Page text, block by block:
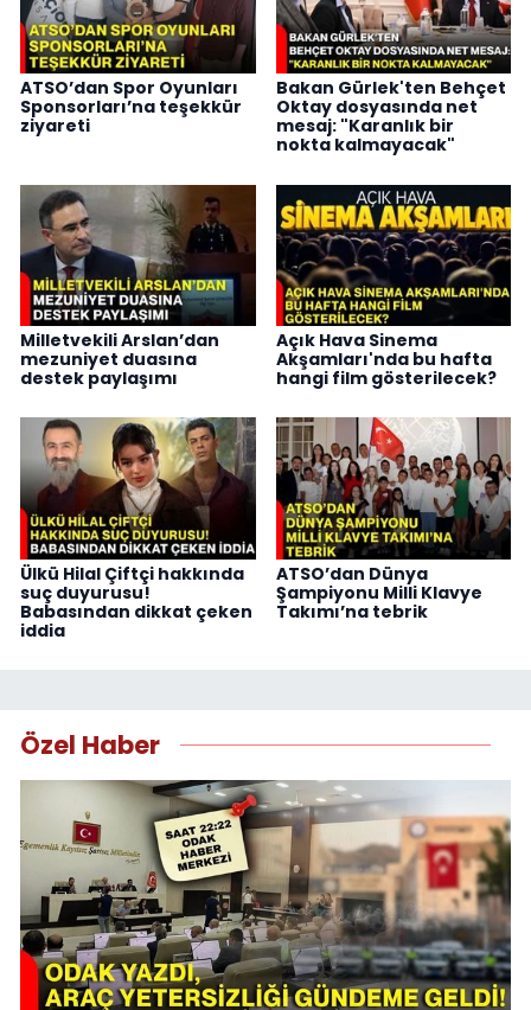
ATSO’dan Spor Oyunları
Sponsorları’na teşekkür
ziyareti
Bakan Gürlek'ten Behçet
Oktay dosyasında net
mesaj: "Karanlık bir
nokta kalmayacak"
Milletvekili Arslan’dan
mezuniyet duasına
destek paylaşımı
Açık Hava Sinema
Akşamları'nda bu hafta
hangi film gösterilecek?
Ülkü Hilal Çiftçi hakkında
suç duyurusu!
Babasından dikkat çeken
iddia
ATSO’dan Dünya
Şampiyonu Milli Klavye
Takımı’na tebrik
Özel Haber